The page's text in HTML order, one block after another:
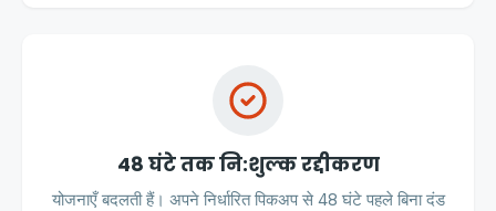
48 घंटे तक नि:शुल्क रद्दीकरण
योजनाएँ बदलती हैं। अपने निर्धारित पिकअप से 48 घंटे पहले बिना दंड